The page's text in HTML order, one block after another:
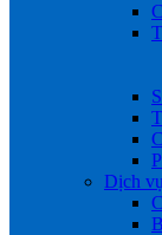
Dịch vụ